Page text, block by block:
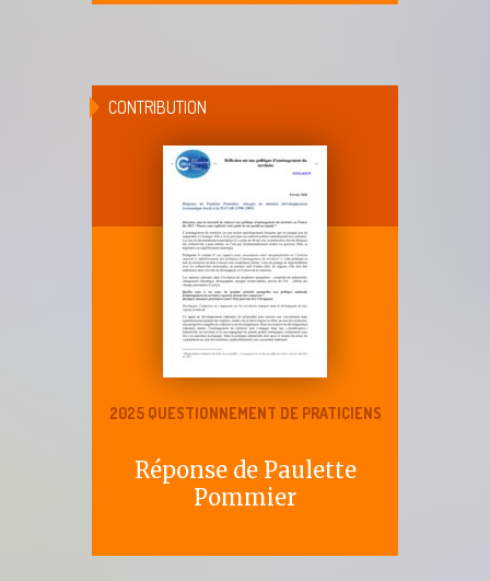
CONTRIBUTION
2025 QUESTIONNEMENT DE PRATICIENS
Réponse de Paulette
Pommier